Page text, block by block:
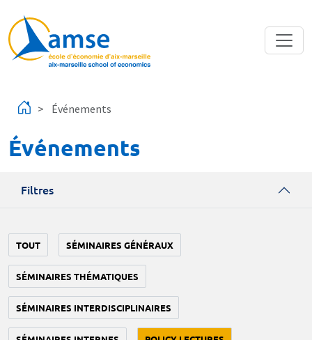
Événements
Événements
Filtres
TOUT SÉMINAIRES GÉNÉRAUX
SÉMINAIRES THÉMATIQUES
SÉMINAIRES INTERDISCIPLINAIRES